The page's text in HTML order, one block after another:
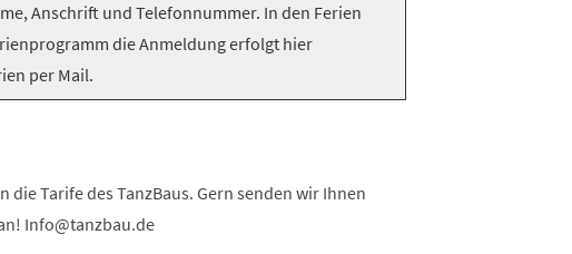
Anschrift und Telefonnummer. In den Ferien
die Anmeldung erfolgt hier
per Mail.
Tarife des TanzBaus. Gern senden wir Ihnen
Info@tanzbau.de